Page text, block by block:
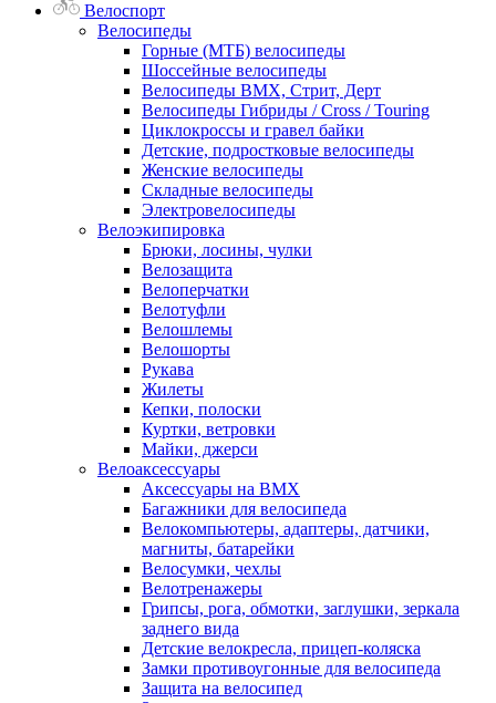
Велоспорт
Велосипеды
Горные (МТБ) велосипеды
Шоссейные велосипеды
Велосипеды BMX, Стрит, Дерт
Велосипеды Гибриды / Cross / Touring
Циклокроссы и гравел байки
Детские, подростковые велосипеды
Женские велосипеды
Складные велосипеды
Электровелосипеды
Велоэкипировка
Брюки, лосины, чулки
Велозащита
Велоперчатки
Велотуфли
Велошлемы
Велошорты
Рукава
Жилеты
Кепки, полоски
Куртки, ветровки
Майки, джерси
Велоаксессуары
Аксессуары на BMX
Багажники для велосипеда
Велокомпьютеры, адаптеры, датчики,
магниты, батарейки
Велосумки, чехлы
Велотренажеры
Грипсы, рога, обмотки, заглушки, зеркала
заднего вида
Детские велокресла, прицеп-коляска
Замки противоугонные для велосипеда
Защита на велосипед